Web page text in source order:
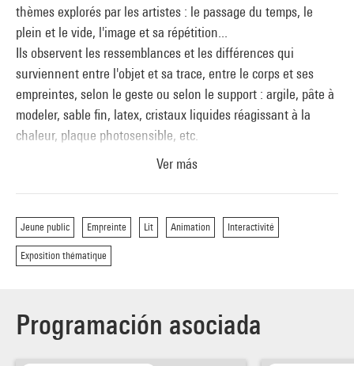
thèmes explorés par les artistes : le passage du temps, le
plein et le vide, l'image et sa répétition...
Ils observent les ressemblances et les différences qui
surviennent entre l'objet et sa trace, entre le corps et ses
empreintes, selon le geste ou selon le support : argile, pâte à
modeler, sable fin, latex, cristaux liquides réagissant à la
chaleur, plaque photosensible, etc.
C'est autour de onze lits, tous plus insolites les uns que les
autres, que s'organise la scénographie du parcours.
l'empreinte.
Ver más
Jeune public Empreinte Lit Animation Interactivité
Exposition thématique
Programación asociada